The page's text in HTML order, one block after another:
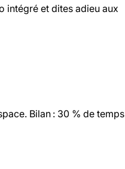
intégré et dites adieu aux
Bilan : 30 % de temps